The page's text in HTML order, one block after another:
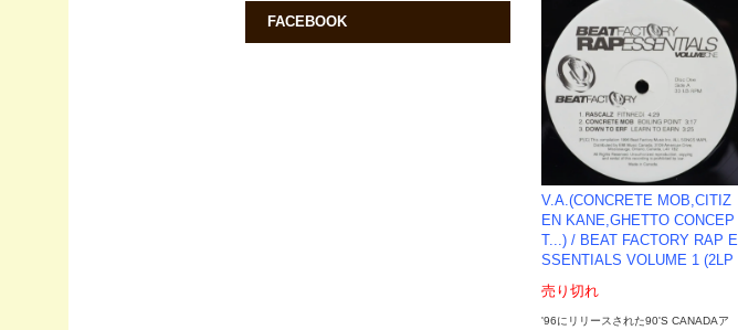
V.A.(CONCRETE MOB,CITIZ
EN KANE,GHETTO CONCEP
T...) ‎/ BEAT FACTORY RAP E
SSENTIALS VOLUME 1 (2LP
売り切れ
'96にリリースされた90'S CANADAア
FACEBOOK